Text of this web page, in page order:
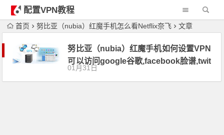
配置VPN教程
首页 努比亚（nubia）红魔手机怎么看Netflix奈飞 文章
努比亚（nubia）红魔手机如何设置VPN
可以访问google谷歌,facebook脸谱,twit
ter推特,刷油管youtube,Netflix奈飞梯子
01月31日